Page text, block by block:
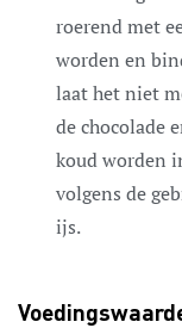
roerend met
worden en
laat het niet
de chocolade
koud worden
volgens de
ijs.